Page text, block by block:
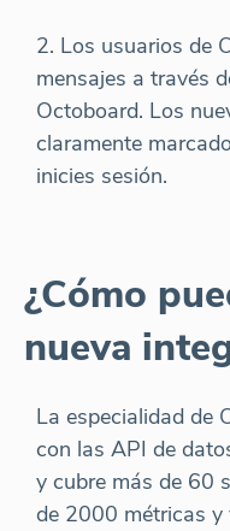
2. Los usuarios de
mensajes a través
Octoboard. Los
claramente
inicies sesión.
¿Cómo
nueva
La especialidad de
con las API de
y cubre más de 60
de 2000 métricas y